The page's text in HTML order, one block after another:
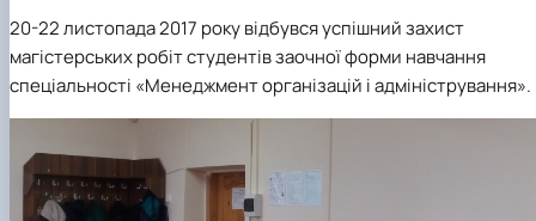
20-22 листопада 2017 року відбувся успішний захист
магістерських робіт студентів заочної форми навчання
спеціальності «Менеджмент організацій і адміністрування».